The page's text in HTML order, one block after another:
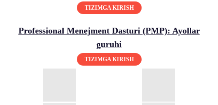
TIZIMGA KIRISH
Professional Menejment Dasturi (PMP): Ayollar
guruhi
TIZIMGA KIRISH